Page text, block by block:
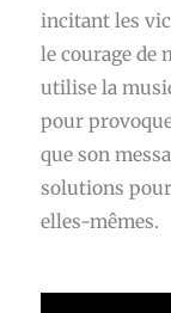
incitant les
le courage de
utilise la
pour
que son
solutions
elles-mêmes.